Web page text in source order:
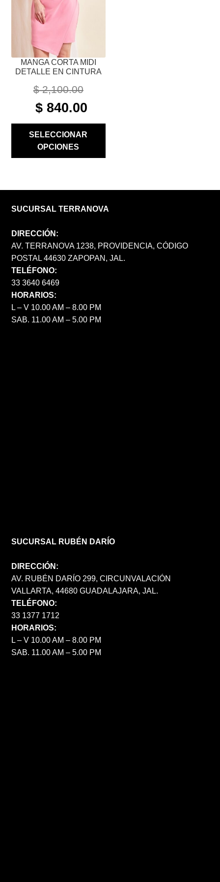
MANGA CORTA MIDI
DETALLE EN CINTURA
$2,100.00
ORIGINAL
PRICE
$ 2,100.00.
$ 840.00
SELECCIONAR
OPCIONES
PUEDEN
ELEGIR
PÁGINA
DE
SUCURSAL TERRANOVA
DIRECCIÓN:
AV. TERRANOVA 1238, PROVIDENCIA, CÓDIGO
POSTAL 44630 ZAPOPAN, JAL.
TELÉFONO:
33 3640 6469
HORARIOS:
L – V 10.00 AM – 8.00 PM
SAB. 11.00 AM – 5.00 PM
SUCURSAL RUBÉN DARÍO
DIRECCIÓN:
AV. RUBÉN DARÍO 299, CIRCUNVALACIÓN
VALLARTA, 44680 GUADALAJARA, JAL.
TELÉFONO:
33 1377 1712
HORARIOS:
L – V 10.00 AM – 8.00 PM
SAB. 11.00 AM – 5.00 PM